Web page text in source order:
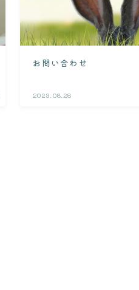
緊急対応
病院探し
お問い合わせ
2023.08.28